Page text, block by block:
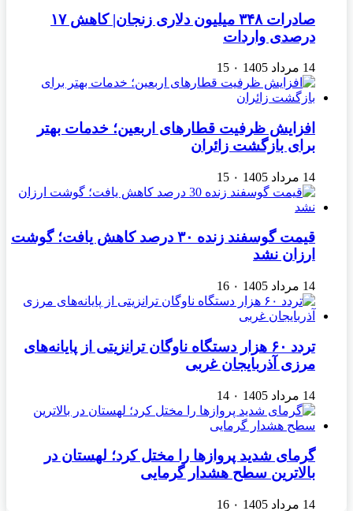
صادرات ۳۴۸ میلیون دلاری زنجان| ‌کاهش ۱۷
درصدی واردات
14 مرداد 1405 ۰ 15
افزایش ظرفیت قطارهای اربعین؛ خدمات بهتر
برای بازگشت زائران
14 مرداد 1405 ۰ 15
قیمت گوسفند زنده ۳۰ درصد کاهش یافت؛ گوشت
ارزان نشد
14 مرداد 1405 ۰ 16
تردد ۶۰ هزار دستگاه ناوگان ترانزیتی از پایانه‌های
مرزی آذربایجان ‌غربی
14 مرداد 1405 ۰ 14
گرمای شدید پروازها را مختل کرد؛ لهستان در
بالاترین سطح هشدار گرمایی
14 مرداد 1405 ۰ 16